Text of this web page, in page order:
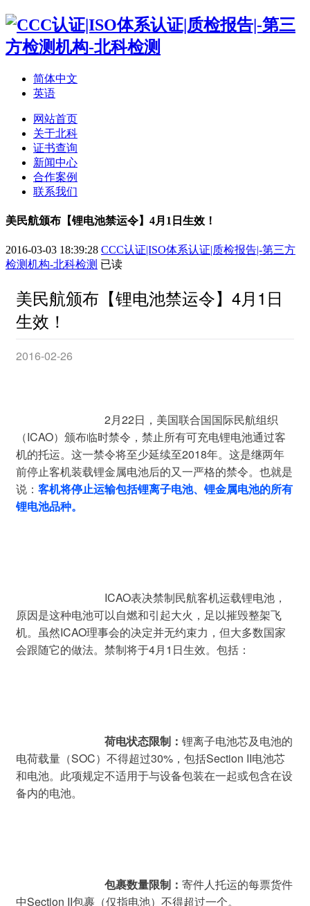
简体中文
英语
网站首页
关于北科
证书查询
新闻中心
合作案例
联系我们
美民航颁布【锂电池禁运令】4月1日生效！
2016-03-03 18:39:28 CCC认证|ISO体系认证|质检报告|-第三方
检测机构-北科检测 已读
美民航颁布【锂电池禁运令】4月1日
生效！
2016-02-26
（ICAO）颁布临时禁令，禁止所有可充电锂电池通过客
机的托运。这一禁令将至少延续至2018年。这是继两年
前停止客机装载锂金属电池后的又一严格的禁令。也就是
说： 客机将停止运输包括锂离子电池、锂金属电池的所有
锂电池品种。
				ICAO表决禁
制民航客机运载锂电池，
原因是这种电池可以自燃和引起大火，足以摧毁整架飞
机。虽然ICAO理事会的决定并无约束力，但大多数国家
会跟随它的做法。禁制将于4月1日生效。包括：
荷电状态限制： 锂离子电池芯及电池的
电荷载量（SOC）不得超过30%，包括Section II电池芯
和电池。此项规定不适用于与设备包装在一起或包含在设
备内的电池。
包裹数量限制： 寄件人托运的每票货件
中Section II包裹（仅指电池）不得超过一个。